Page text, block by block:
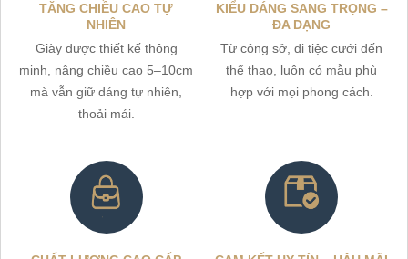
TĂNG CHIỀU CAO TỰ
NHIÊN
Giày được thiết kế thông
minh, nâng chiều cao 5–10cm
mà vẫn giữ dáng tự nhiên,
thoải mái.
KIỂU DÁNG SANG TRỌNG –
ĐA DẠNG
Từ công sở, đi tiệc cưới đến
thể thao, luôn có mẫu phù
hợp với mọi phong cách.